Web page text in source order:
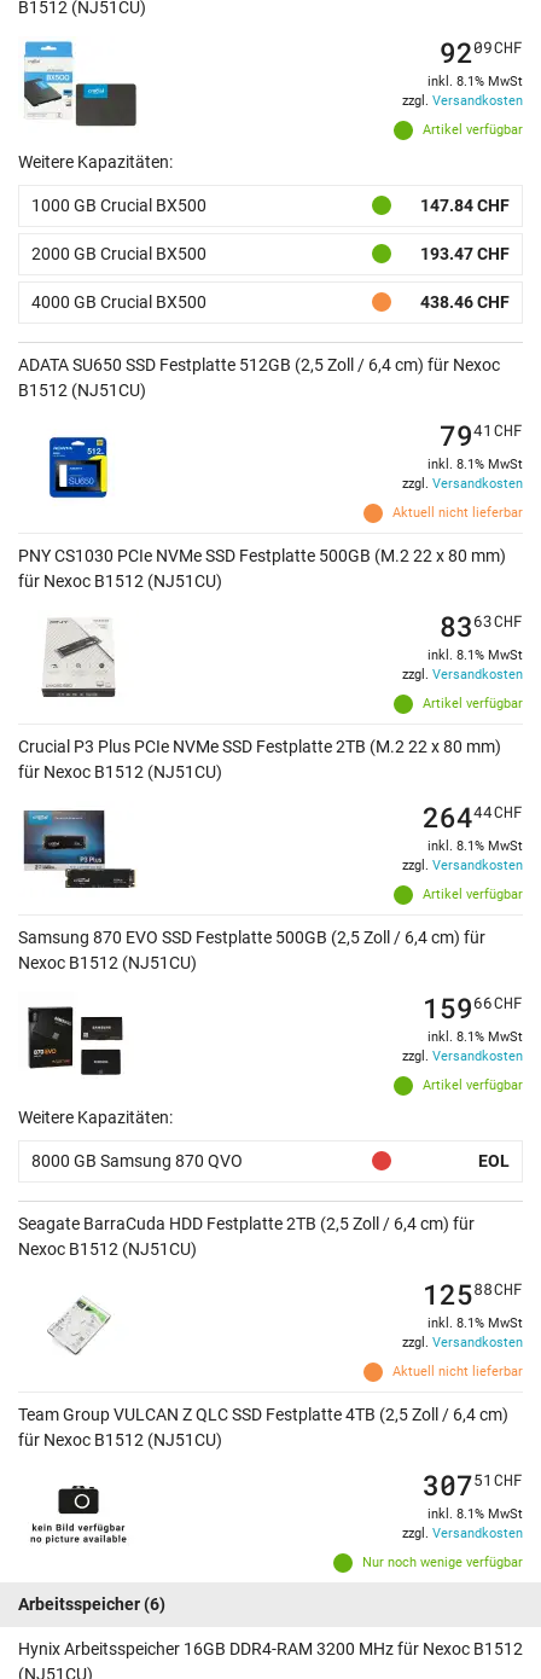
B1512 (NJ51CU)
Artikel verfügbar
9209CHF
inkl. 8.1% MwSt
zzgl. Versandkosten
Weitere Kapazitäten:
1000 GB Crucial BX500 147.84 CHF
2000 GB Crucial BX500 193.47 CHF
4000 GB Crucial BX500 438.46 CHF
ADATA SU650 SSD Festplatte 512GB (2,5 Zoll / 6,4 cm) für Nexoc
B1512 (NJ51CU)
Aktuell nicht lieferbar
7941 CHF
inkl. 8.1% MwSt
zzgl. Versandkosten
PNY CS1030 PCIe NVMe SSD Festplatte 500GB (M.2 22 x 80 mm)
für Nexoc B1512 (NJ51CU)
Artikel verfügbar
8363CHF
inkl. 8.1% MwSt
zzgl. Versandkosten
Crucial P3 Plus PCIe NVMe SSD Festplatte 2TB (M.2 22 x 80 mm)
für Nexoc B1512 (NJ51CU)
Artikel verfügbar
26444CHF
inkl. 8.1% MwSt
zzgl. Versandkosten
Samsung 870 EVO SSD Festplatte 500GB (2,5 Zoll / 6,4 cm) für
Nexoc B1512 (NJ51CU)
Artikel verfügbar
15966CHF
inkl. 8.1% MwSt
zzgl. Versandkosten
Weitere Kapazitäten:
8000 GB Samsung 870 QVO EOL
Seagate BarraCuda HDD Festplatte 2TB (2,5 Zoll / 6,4 cm) für
Nexoc B1512 (NJ51CU)
Aktuell nicht lieferbar
12588CHF
inkl. 8.1% MwSt
zzgl. Versandkosten
Team Group VULCAN Z QLC SSD Festplatte 4TB (2,5 Zoll / 6,4 cm)
für Nexoc B1512 (NJ51CU)
Nur noch wenige verfügbar
30751 CHF
inkl. 8.1% MwSt
zzgl. Versandkosten
Arbeitsspeicher(6)
Hynix Arbeitsspeicher 16GB DDR4-RAM 3200 MHz für Nexoc B1512
(NJ51CU)